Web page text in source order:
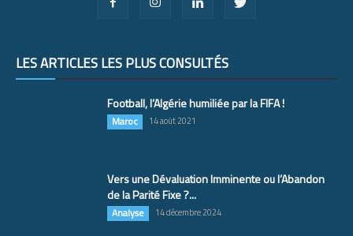
LES ARTICLES LES PLUS CONSULTÉS
Football, l’Algérie humiliée par la FIFA !
Maroc 14 août 2021
Vers une Dévaluation Imminente ou l’Abandon
de la Parité Fixe ?...
Analyse 14 décembre 2024